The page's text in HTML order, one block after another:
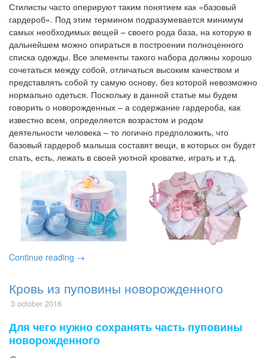
Стилисты часто оперируют таким понятием как «базовый
гардероб». Под этим термином подразумевается минимум
самых необходимых вещей – своего рода база, на которую в
дальнейшем можно опираться в построении полноценного
списка одежды. Все элементы такого набора должны хорошо
сочетаться между собой, отличаться высоким качеством и
представлять собой ту самую основу, без которой невозможно
нормально одеться. Поскольку в данной статье мы будем
говорить о новорожденных – а содержание гардероба, как
известно всем, определяется возрастом и родом
деятельности человека – то логично предположить, что
базовый гардероб малыша составят вещи, в которых он будет
спать, есть, лежать в своей уютной кроватке, играть и т.д.
Continue reading →
Кровь из пуповины новорожденного
3 october 2016
Для чего нужно сохранять часть пуповины
новорожденного